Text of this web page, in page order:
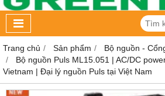
Trang chủ Sản phẩm Bộ nguồn -
Bộ nguồn Puls ML15.051 | AC/DC
Vietnam | Đại lý nguồn Puls tại Việt Nam